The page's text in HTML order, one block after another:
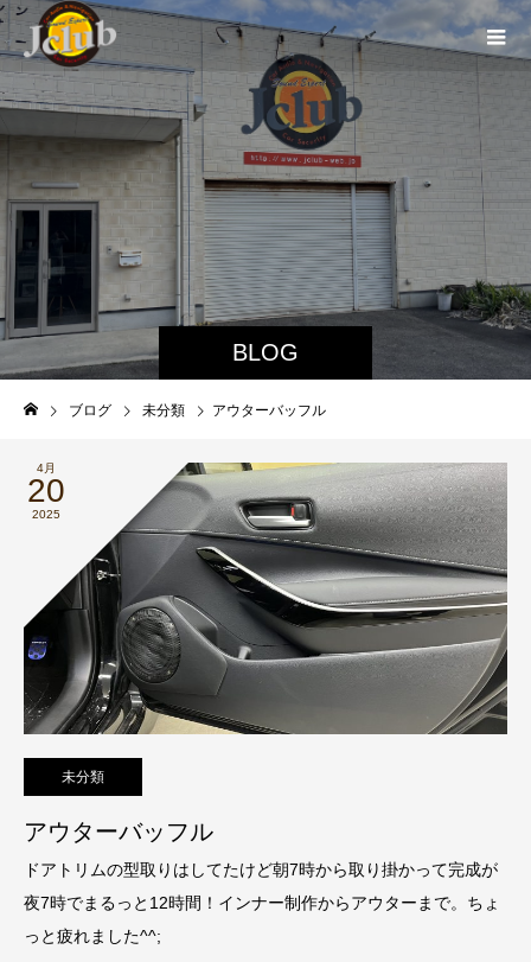
BLOG
ブログ 未分類 アウターバッフル
4月
20
2025
未分類
アウターバッフル
ドアトリムの型取りはしてたけど朝7時から取り掛かって完成が
夜7時でまるっと12時間！インナー制作からアウターまで。ちょ
っと疲れました^^;